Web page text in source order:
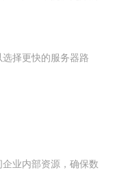
择更快的服务器路
业内部资源，确保数